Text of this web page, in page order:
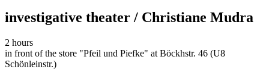
investigative theater / Christiane Mudra
2 hours
in front of the store "Pfeil und Piefke" at Böckhstr. 46 (U8
Schönleinstr.)